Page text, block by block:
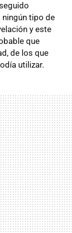
ningún tipo de
y este
que
de los que
utilizar.